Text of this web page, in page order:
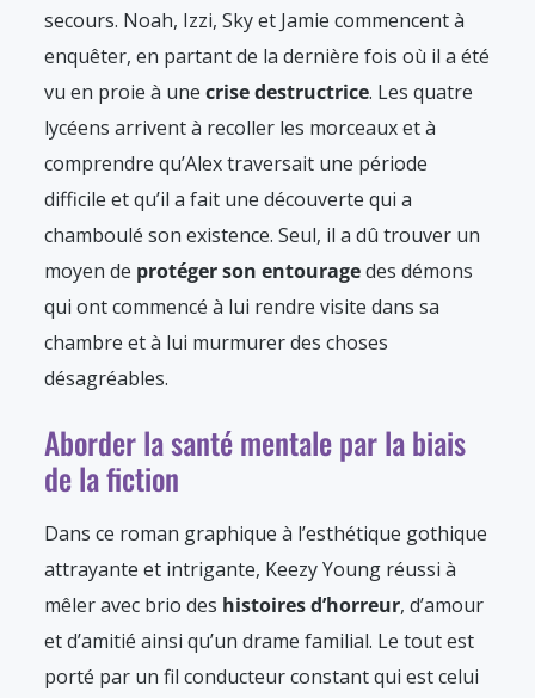
secours. Noah, Izzi, Sky et Jamie commencent à
enquêter, en partant de la dernière fois où il a été
vu en proie à une crise destructrice. Les quatre
lycéens arrivent à recoller les morceaux et à
comprendre qu’Alex traversait une période
difficile et qu’il a fait une découverte qui a
chamboulé son existence. Seul, il a dû trouver un
moyen de protéger son entouragedes démons
qui ont commencé à lui rendre visite dans sa
chambre et à lui murmurer des choses
désagréables.
Aborder la santé mentale par la biais
de la fiction
Dans ce roman graphique à l’esthétique gothique
attrayante et intrigante, Keezy Young réussi à
mêler avec brio des histoires d’horreur, d’amour
et d’amitié ainsi qu’un drame familial. Le tout est
porté par un fil conducteur constant qui est celui